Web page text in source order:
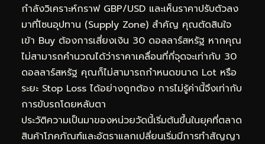
กำลังวิเคราะห์กราฟ GBP/USD และเห็นราคาปรับตัวลง
มาที่โซนอุปทาน (Supply Zone) สำคัญ คุณตัดสินใจ
เข้า Buy ต้องการเสี่ยงเงิน 30 ดอลลาร์สหรัฐ หากคุณ
ไม่สามารถคำนวณได้ว่าราคาเคลื่อนที่กี่จุดจะเท่ากับ 30
ดอลลาร์สหรัฐ คุณก็ไม่สามารถกำหนดขนาด Lot หรือ
ระยะ Stop Loss ได้อย่างถูกต้อง การไม่รู้ค่านี้จึงเท่ากับ
การขับรถโดยหลับตา
ประวัติความเป็นมาของหน่วยวัดนี้เริ่มต้นขึ้นในยุคที่ตลาด
สินค้าโภคภัณฑ์และอัตราแลกเปลี่ยนเริ่มมีการทำสัญญา